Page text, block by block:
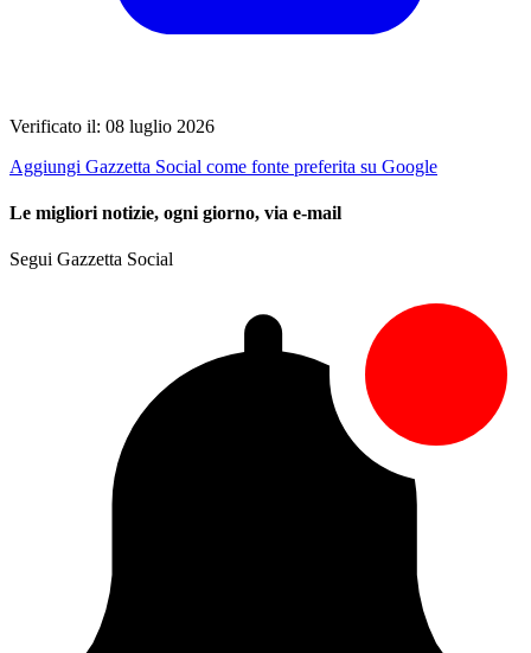
Verificato il: 08 luglio 2026
Aggiungi Gazzetta Social come fonte preferita su Google
Le migliori notizie, ogni giorno, via e-mail
Segui Gazzetta Social